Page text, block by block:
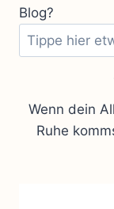
Blog?
Wenn dein
Ruhe